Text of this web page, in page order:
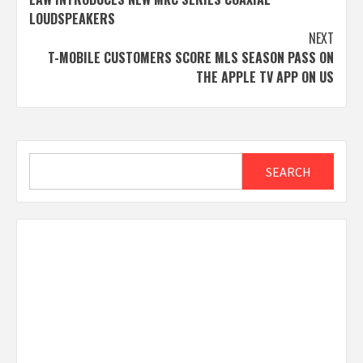
navigation
LOUDSPEAKERS
NEXT
T-MOBILE CUSTOMERS SCORE MLS SEASON PASS ON
THE APPLE TV APP ON US
SEARCH